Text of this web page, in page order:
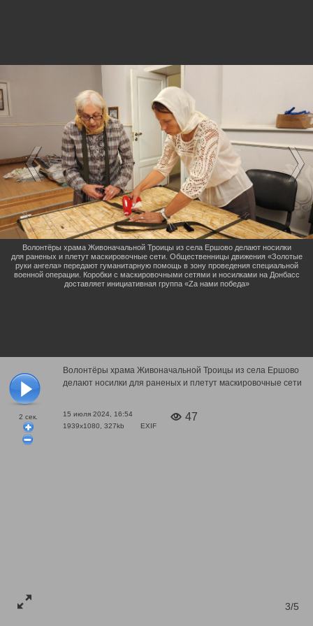
2 сек.
Волонтёры храма Живоначальной Троицы из села Ершово
делают носилки для раненых и плетут маскировочные сети
15 июля 2024, 16:54
1939x1080, 327kb
EXIF
47
3/5
Волонтёры храма Живоначальной Троицы из села Ершово делают носилки
для раненых и плетут маскировочные сети. Общественницы движения «Золотые
руки ангела» передают гуманитарную помощь в зону проведения специальной
военной операции. Коробки с маскировочными сетями и носилками на Донбасс
доставляет инициативная группа «Zа нами победа»